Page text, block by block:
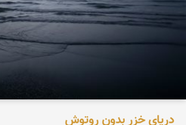
دریای خزر بدون روتوش